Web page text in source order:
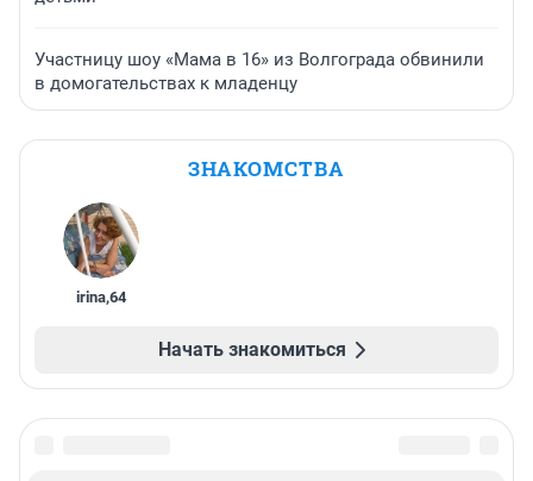
Участницу шоу «Мама в 16» из Волгограда обвинили
в домогательствах к младенцу
ЗНАКОМСТВА
irina,64
Начать знакомиться